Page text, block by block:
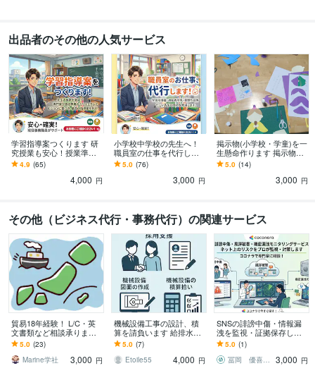
出品者のその他の人気サービス
学習指導案つくります 研
究授業も安心！授業準備
に時間を。
4.9 (65)
4,000 円
小学校中学校の先生へ！
職員室の仕事を代行しま
す あなた専用の職員室ア
シスタントです！教師の
仕事請け負います！
5.0 (76)
3,000 円
掲示物(小学校・学童)を一
生懸命作ります 掲示物マ
ニアが作る掲示物。色画
用紙からフェルトまで！
5.0 (14)
3,000 円
その他（ビジネス代行・事務代行）の関連サービス
貿易18年経験！ L/C・英
文書類など相談承ります
～初めてでも安心、輸出
現場で培った知識で全般
サポート～
5.0 (23)
Marine学社
3,000 円
機械設備工事の設計、積
算を請負います 給排水、
空調設備の設計や積算業
務を請負います
5.0 (7)
Etoile55
4,000 円
SNSの誹謗中傷・情報漏
洩を監視・証拠保存しま
す リスクを3段階で早期検
知・証拠保存します！分
析や対策案も！
5.0 (1)
冨岡 優喜（トミークリエイト代表）
3,000 円